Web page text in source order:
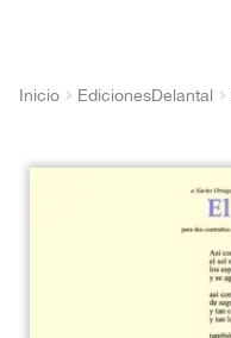
Inicio EdicionesDelantal